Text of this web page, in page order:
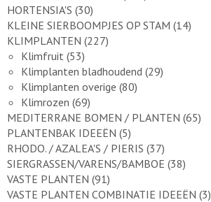
HORTENSIA'S (30)
KLEINE SIERBOOMPJES OP STAM (14)
KLIMPLANTEN (227)
Klimfruit (53)
Klimplanten bladhoudend (29)
Klimplanten overige (80)
Klimrozen (69)
MEDITERRANE BOMEN / PLANTEN (65)
PLANTENBAK IDEEËN (5)
RHODO. / AZALEA'S / PIERIS (37)
SIERGRASSEN/VARENS/BAMBOE (38)
VASTE PLANTEN (91)
VASTE PLANTEN COMBINATIE IDEEËN (3)